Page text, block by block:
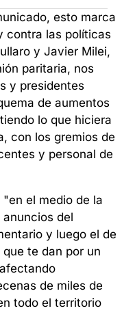
esto marca
contra las políticas
y Javier Milei,
paritaria, nos
y presidentes
de aumentos
lo que hiciera
con los gremios de
y personal de
el medio de la
del
y luego el de
te dan por un
de miles de
todo el territorio